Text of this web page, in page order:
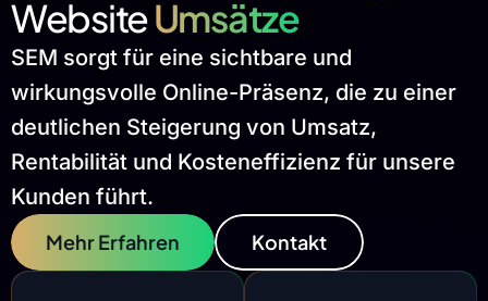
WebsiteUmsätze
SEM sorgt für eine sichtbare und
wirkungsvolle Online-Präsenz, die zu einer
deutlichen Steigerung von Umsatz,
Rentabilität und Kosteneffizienz für unsere
Kunden führt.
Mehr Erfahren Kontakt